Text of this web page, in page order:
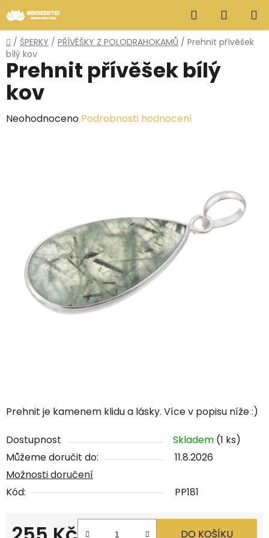
na
obsah
Hledat
KOŠÍK
Domů
/ ŠPERKY / PŘÍVĚŠKY Z POLODRAHOKAMŮ / Prehnit přívěšek
bílý kov
Prehnit je kamenem klidu a lásky. Více v popisu níže :)
Dostupnost Skladem (1 ks)
Můžeme doručit do:
11.8.2026
Možnosti doručení
Kód:
PP181
DO KOŠÍKU
Prehnit přívěšek bílý
kov
Průměrné
hvězdiček.
Neohodnoceno Podrobnosti hodnocení